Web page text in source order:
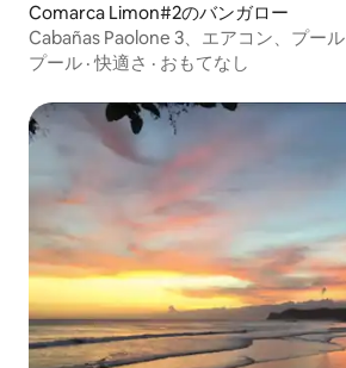
Comarca Limon#2のバンガロー
Cabañas Paolone 3、エアコン、プール
プール ·快適さ · おもてなし